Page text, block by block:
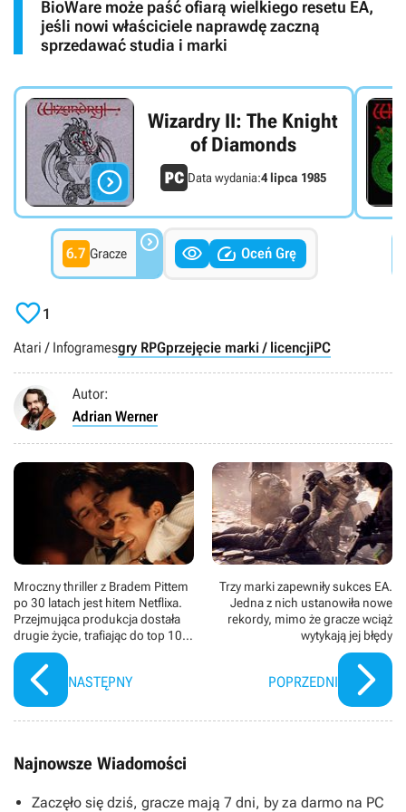
BioWare może paść ofiarą wielkiego resetu EA,
jeśli nowi właściciele naprawdę zaczną
sprzedawać studia i marki

Wizardry II: The Knight
of Diamonds
Data wydania:4 lipca 1985
6.7 Gracze    Oceń Grę
1
Atari / Infogramesgry RPGprzejęcie marki / licencjiPC
Autor:
Adrian Werner
Mroczny thriller z Bradem Pittem
po 30 latach jest hitem Netflixa.
Przejmująca produkcja dostała
drugie życie, trafiając do top 10 w
Polsce
NASTĘPNY
Trzy marki zapewniły sukces EA.
Jedna z nich ustanowiła nowe
rekordy, mimo że gracze wciąż
wytykają jej błędy
POPRZEDNI
Najnowsze Wiadomości
Zaczęło się dziś, gracze mają 7 dni, by za darmo na PC